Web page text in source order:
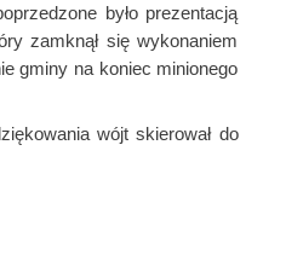
było prezentacją
zamknął się wykonaniem
gminy na koniec minionego
wójt skierował do